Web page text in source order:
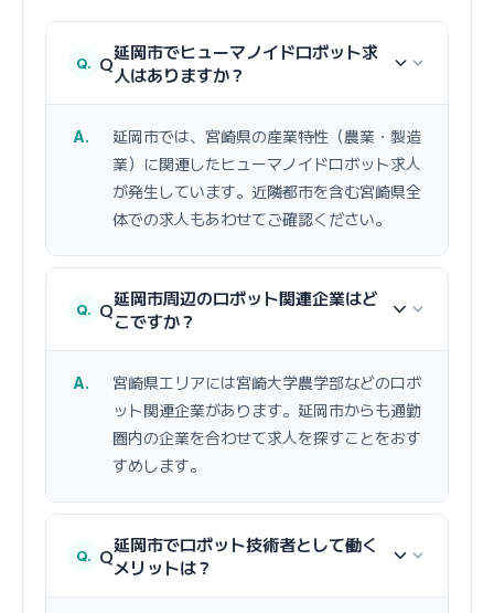
Q延岡市でヒューマノイドロボット求
人はありますか？
延岡市では、宮崎県の産業特性（農業・製造
業）に関連したヒューマノイドロボット求人
が発生しています。近隣都市を含む宮崎県全
体での求人もあわせてご確認ください。
Q延岡市周辺のロボット関連企業はど
こですか？
宮崎県エリアには宮崎大学農学部などのロボ
ット関連企業があります。延岡市からも通勤
圏内の企業を合わせて求人を探すことをおす
すめします。
Q延岡市でロボット技術者として働く
メリットは？